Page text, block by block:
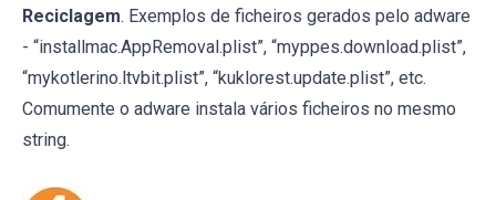
Reciclagem. Exemplos de ficheiros gerados pelo adware
- “installmac.AppRemoval.plist”, “myppes.download.plist”,
“mykotlerino.ltvbit.plist”, “kuklorest.update.plist”, etc.
Comumente o adware instala vários ficheiros no mesmo
string.